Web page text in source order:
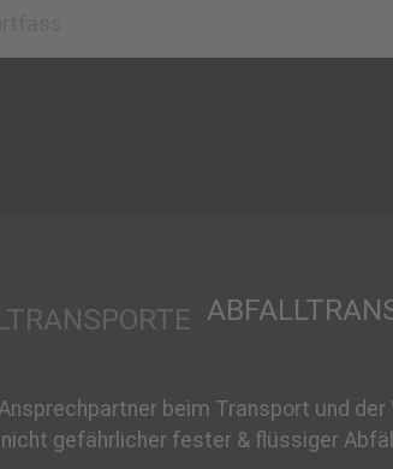
beim Transport und der
gefährlicher fester & flüssiger